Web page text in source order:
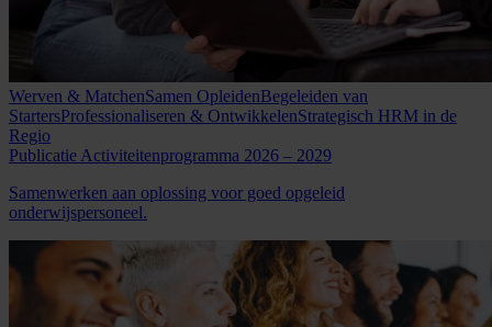
Werven & MatchenSamen OpleidenBegeleiden van
StartersProfessionaliseren & OntwikkelenStrategisch HRM in de
Regio
Publicatie Activiteitenprogramma 2026 – 2029
Samenwerken aan oplossing voor goed opgeleid
onderwijspersoneel.